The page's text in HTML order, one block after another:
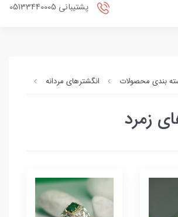
پشتیبانی 05133440005
بندی محصولات انگشترهای مردانه
زمرد